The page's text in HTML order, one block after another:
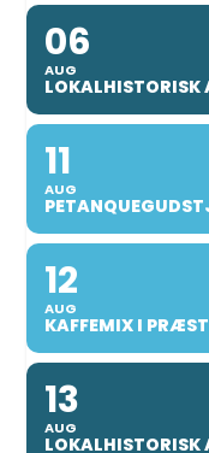
06
AUG
LOKALHISTORISK
11
AUG
12
AUG
KAFFEMIX I
13
AUG
LOKALHISTORISK